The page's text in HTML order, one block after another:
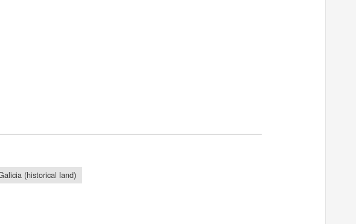
(historical land)